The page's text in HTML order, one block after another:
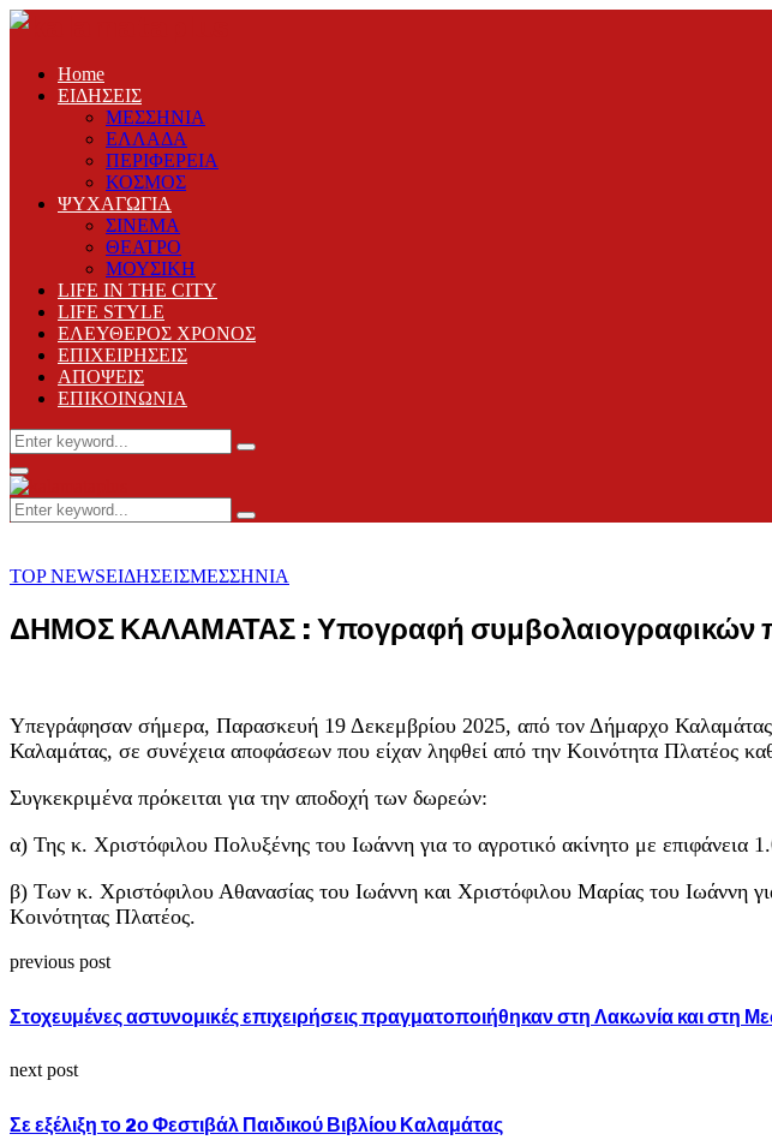
Home
ΕΙΔΗΣΕΙΣ
ΜΕΣΣΗΝΙΑ
ΕΛΛΑΔΑ
ΠΕΡΙΦΕΡΕΙΑ
ΚΟΣΜΟΣ
ΨΥΧΑΓΩΓΙΑ
ΣΙΝΕΜΑ
ΘΕΑΤΡΟ
ΜΟΥΣΙΚΗ
LIFE IN THE CITY
LIFE STYLE
ΕΛΕΥΘΕΡΟΣ ΧΡΟΝΟΣ
ΕΠΙΧΕΙΡΗΣΕΙΣ
ΑΠΟΨΕΙΣ
ΕΠΙΚΟΙΝΩΝΙΑ
Search
for:
Search
Primary
Menu
Search
for:
Search
TOP NEWSΕΙΔΗΣΕΙΣΜΕΣΣΗΝΙΑ
ΔΗΜΟΣ ΚΑΛΑΜΑΤΑΣ : Υπογραφή συμβολαιογραφικών
Υπεγράφησαν σήμερα, Παρασκευή 19 Δεκεμβρίου 2025, από τον Δήμαρχο
Καλαμάτας, σε συνέχεια αποφάσεων που είχαν ληφθεί από την Κοινότητα Πλατέος
Συγκεκριμένα πρόκειται για την αποδοχή των δωρεών:
α) Της κ. Χριστόφιλου Πολυξένης του Ιωάννη για το αγροτικό ακίνητο με
β) Των κ. Χριστόφιλου Αθανασίας του Ιωάννη και Χριστόφιλου Μαρίας του Ιωάννη
Κοινότητας Πλατέος.
previous post
Στοχευμένες αστυνομικές επιχειρήσεις πραγματοποιήθηκαν στη Λακωνία και στη
next post
Σε εξέλιξη το 2ο Φεστιβάλ Παιδικού Βιβλίου Καλαμάτας